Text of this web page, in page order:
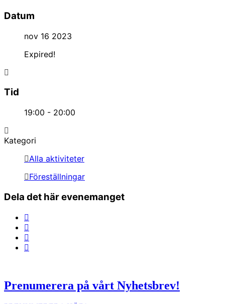
Datum
nov 16 2023
Expired!
Tid
19:00 - 20:00
Kategori
Alla aktiviteter
Föreställningar
Dela det här evenemanget
Prenumerera på vårt Nyhetsbrev!